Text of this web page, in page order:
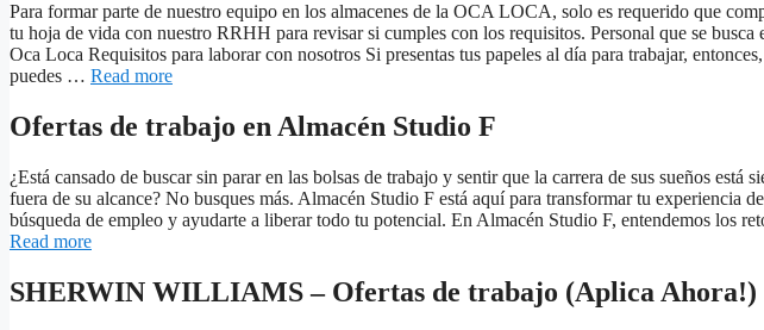
Para formar parte de nuestro equipo en los almacenes de la OCA LOCA, solo es requerido que
tu hoja de vida con nuestro RRHH para revisar si cumples con los requisitos. Personal que se busca
Oca Loca Requisitos para laborar con nosotros Si presentas tus papeles al día para trabajar, entonces,
puedes … Read more
Ofertas de trabajo en Almacén Studio F
¿Está cansado de buscar sin parar en las bolsas de trabajo y sentir que la carrera de sus sueños está
fuera de su alcance? No busques más. Almacén Studio F está aquí para transformar tu experiencia de
búsqueda de empleo y ayudarte a liberar todo tu potencial. En Almacén Studio F, entendemos los
Read more
SHERWIN WILLIAMS – Ofertas de trabajo (Aplica Ahora!)